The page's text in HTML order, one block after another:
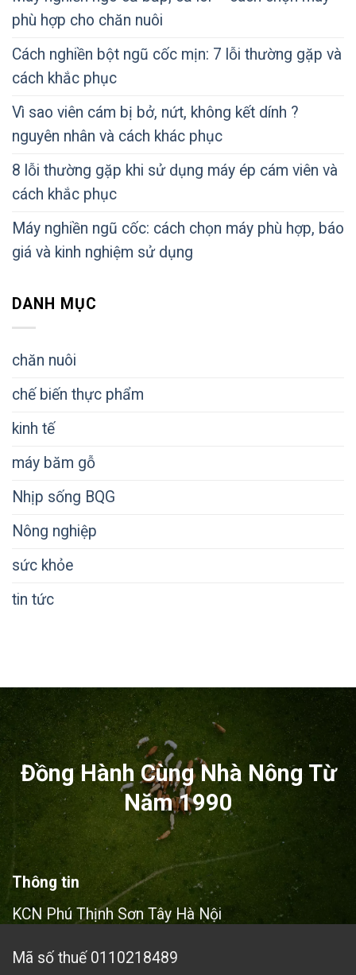
phù hợp cho chăn nuôi
Cách nghiền bột ngũ cốc mịn: 7 lỗi thường gặp và
cách khắc phục
Vì sao viên cám bị bở, nứt, không kết dính ?
nguyên nhân và cách khác phục
8 lỗi thường gặp khi sử dụng máy ép cám viên và
cách khắc phục
Máy nghiền ngũ cốc: cách chọn máy phù hợp, báo
giá và kinh nghiệm sử dụng
DANH MỤC
chăn nuôi
chế biến thực phẩm
kinh tế
máy băm gỗ
Nhịp sống BQG
Nông nghiệp
sức khỏe
tin tức
Đồng Hành Cùng Nhà Nông Từ
Năm 1990
Thông tin
KCN Phú Thịnh Sơn Tây Hà Nội
Mã số thuế 0110218489